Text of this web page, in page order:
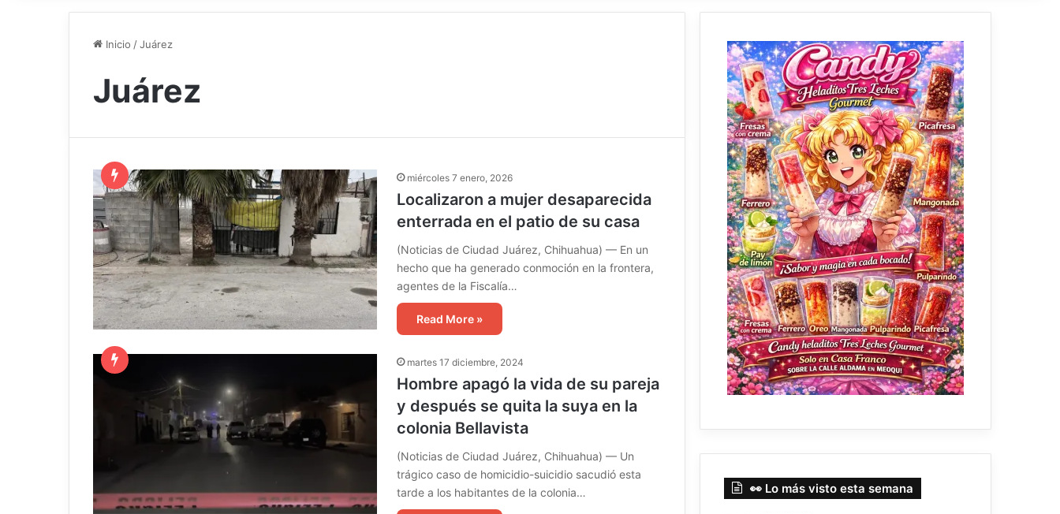
Inicio /Juárez
Juárez
miércoles 7 enero, 2026
Localizaron a mujer desaparecida
enterrada en el patio de su casa
(Noticias de Ciudad Juárez, Chihuahua) — En un
hecho que ha generado conmoción en la frontera,
agentes de la Fiscalía…
Read More »
martes 17 diciembre, 2024
Hombre apagó la vida de su pareja
y después se quita la suya en la
colonia Bellavista
(Noticias de Ciudad Juárez, Chihuahua) — Un
trágico caso de homicidio-suicidio sacudió esta
tarde a los habitantes de la colonia…
👀 Lo más visto esta semana